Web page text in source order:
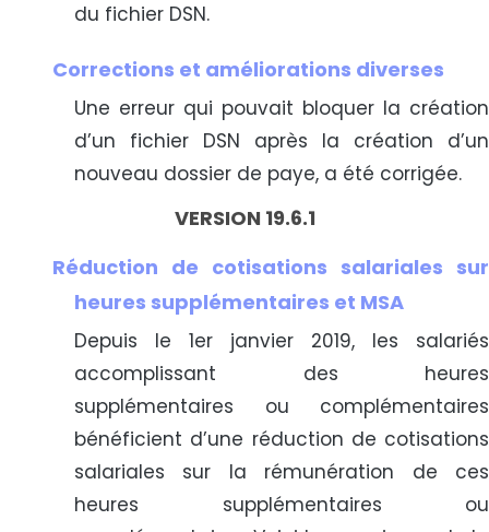
du fichier DSN.
Corrections et améliorations diverses
Une erreur qui pouvait bloquer la création
d’un fichier DSN après la création d’un
nouveau dossier de paye, a été corrigée.
VERSION 19.6.1
Réduction de cotisations salariales sur
heures supplémentaires et MSA
Depuis le 1er janvier 2019, les salariés
accomplissant des heures
supplémentaires ou complémentaires
bénéficient d’une réduction de cotisations
salariales sur la rémunération de ces
heures supplémentaires ou